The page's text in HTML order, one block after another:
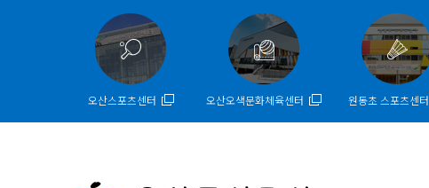
오산스포츠센터 오산오색문화체육센터 원동초 스포츠센터